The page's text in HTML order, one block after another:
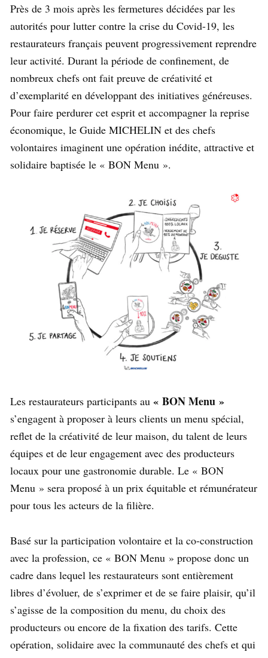
Près de 3 mois après les fermetures décidées par les
autorités pour lutter contre la crise du Covid-19, les
restaurateurs français peuvent progressivement reprendre
leur activité. Durant la période de confinement, de
nombreux chefs ont fait preuve de créativité et
d’exemplarité en développant des initiatives généreuses.
Pour faire perdurer cet esprit et accompagner la reprise
économique, le Guide MICHELIN et des chefs
volontaires imaginent une opération inédite, attractive et
solidaire baptisée le « BON Menu ».
Les restaurateurs participants au « BON Menu »
s’engagent à proposer à leurs clients un menu spécial,
reflet de la créativité de leur maison, du talent de leurs
équipes et de leur engagement avec des producteurs
locaux pour une gastronomie durable. Le « BON
Menu » sera proposé à un prix équitable et rémunérateur
pour tous les acteurs de la filière.
Basé sur la participation volontaire et la co-construction
avec la profession, ce « BON Menu » propose donc un
cadre dans lequel les restaurateurs sont entièrement
libres d’évoluer, de s’exprimer et de se faire plaisir, qu’il
s’agisse de la composition du menu, du choix des
producteurs ou encore de la fixation des tarifs. Cette
opération, solidaire avec la communauté des chefs et qui